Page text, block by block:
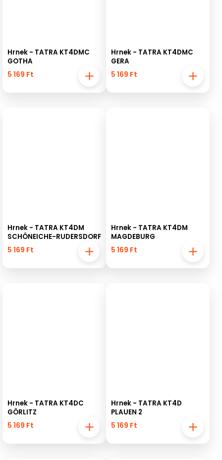
Hrnek - TATRA KT4DMC
GOTHA
5 169 Ft
Hrnek - TATRA KT4DMC
GERA
5 169 Ft
Hrnek - TATRA KT4DM
SCHÖNEICHE-RUDERSDORF
5 169 Ft
Hrnek - TATRA KT4DM
MAGDEBURG
5 169 Ft
Hrnek - TATRA KT4DC
GÖRLITZ
5 169 Ft
Hrnek - TATRA KT4D
PLAUEN 2
5 169 Ft